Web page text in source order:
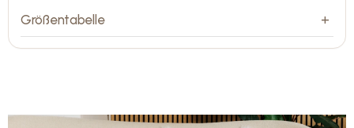
Größentabelle